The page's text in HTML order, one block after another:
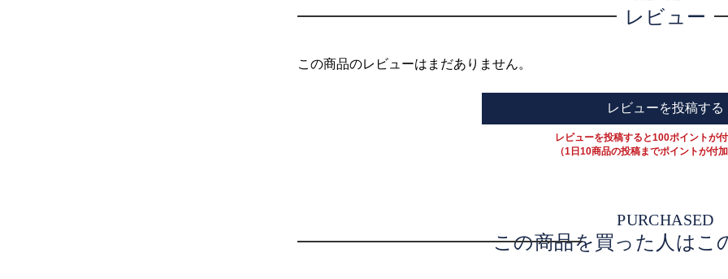
レビュー
この商品のレビューはまだありません。
レビューを投稿する
レビューを投稿すると100ポイントが
（1日10商品の投稿までポイントが付
PURCHASED
この商品を買った人はこ